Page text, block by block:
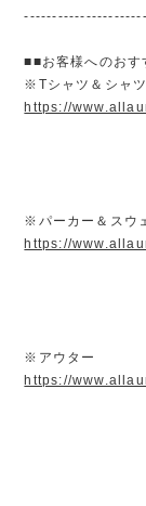
■■お客様へのお
※Tシャツ＆シャツ
https://
※パーカー＆スウ
https://
※アウター
https://